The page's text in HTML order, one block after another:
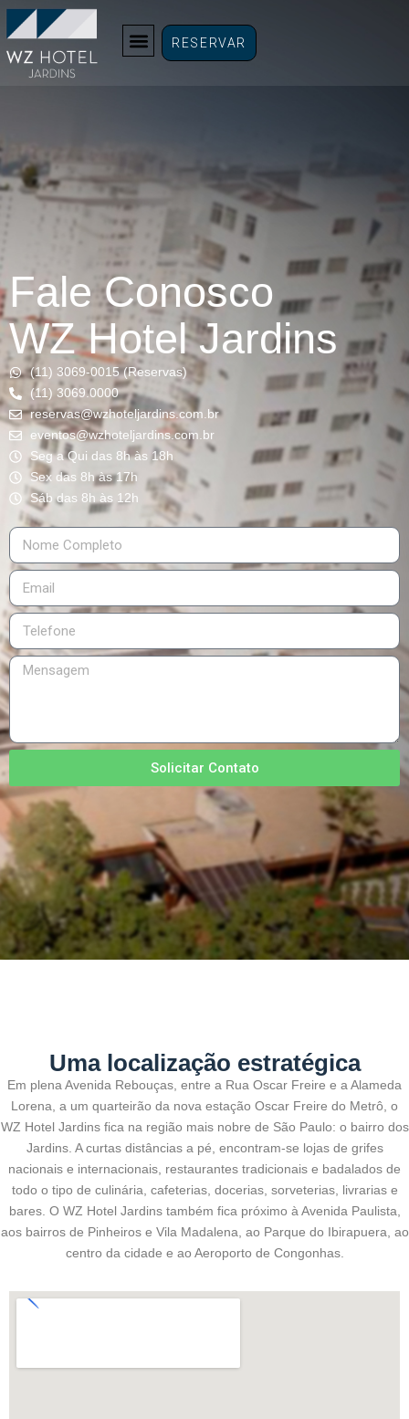
RESERVAR
Fale Conosco
WZ Hotel Jardins
(11) 3069-0015 (Reservas)
(11) 3069.0000
reservas@wzhoteljardins.com.br
eventos@wzhoteljardins.com.br
Seg a Qui das 8h às 18h
Sex das 8h às 17h
Sáb das 8h às 12h
Solicitar Contato
Uma localização estratégica
Em plena Avenida Rebouças, entre a Rua Oscar Freire e a Alameda
Lorena, a um quarteirão da nova estação Oscar Freire do Metrô, o
WZ Hotel Jardins fica na região mais nobre de São Paulo: o bairro dos
Jardins. A curtas distâncias a pé, encontram-se lojas de grifes
nacionais e internacionais, restaurantes tradicionais e badalados de
todo o tipo de culinária, cafeterias, docerias, sorveterias, livrarias e
bares. O WZ Hotel Jardins também fica próximo à Avenida Paulista,
aos bairros de Pinheiros e Vila Madalena, ao Parque do Ibirapuera, ao
centro da cidade e ao Aeroporto de Congonhas.